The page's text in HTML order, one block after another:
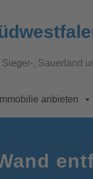
, Sauerland
Immobilie anbieten